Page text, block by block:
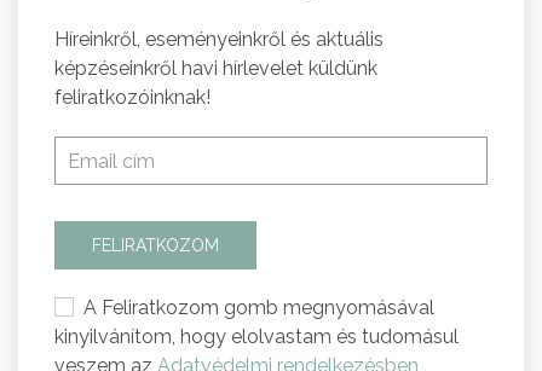
Híreinkről, eseményeinkről és aktuális
képzéseinkről havi hírlevelet küldünk
feliratkozóinknak!
FELIRATKOZOM
A Feliratkozom gomb megnyomásával
kinyilvánítom, hogy elolvastam és tudomásul
veszem az Adatvédelmi rendelkezésben